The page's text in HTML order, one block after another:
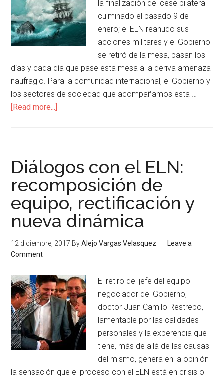
la finalización del cese bilateral
culminado el pasado 9 de
enero; el ELN reanudo sus
acciones militares y el Gobierno
se retiró de la mesa, pasan los
días y cada día que pase esta mesa a la deriva amenaza
naufragio. Para la comunidad internacional, el Gobierno y
los sectores de sociedad que acompañamos esta …
[Read more...]
Diálogos con el ELN:
recomposición de
equipo, rectificación y
nueva dinámica
12 diciembre, 2017 ByAlejo Vargas Velasquez
Leave a
Comment
El retiro del jefe del equipo
negociador del Gobierno,
doctor Juan Camilo Restrepo,
lamentable por las calidades
personales y la experencia que
tiene, más de allá de las causas
del mismo, genera en la opinión
la sensación que el proceso con el ELN está en crisis o